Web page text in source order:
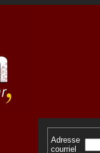
Adresse
courriel